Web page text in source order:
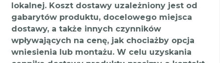
lokalnej. Koszt dostawy uzależniony jest od
gabarytów produktu, docelowego miejsca
dostawy, a także innych czynników
wpływających na cenę, jak chociażby opcja
wniesienia lub montażu. W celu uzyskania